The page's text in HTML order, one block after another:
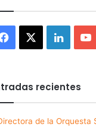
Facebook
recientes
de la Orquesta